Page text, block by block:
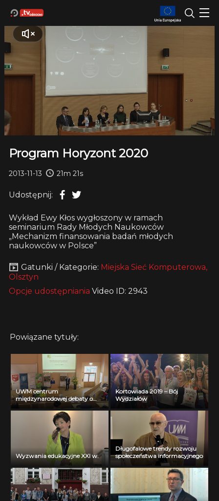
Program Horyzont 2020
2013-11-13 21m 21s
Udostępnij:
Wykład Ewy Kłos wygłoszony w ramach
seminarium Rady Młodych Naukowców
„Mechanizm finansowania badań młodych
naukowców w Polsce”
Gatunki / Kategorie: Miejska Sieć Komputerowa,
Olsztyn
Opcje udostępniania Video ID: 2943
Powiązane tytuły:
UWM centrum
międzynarodowej debaty o
dobrych praktykach
środowiskowych
Kortowiada 2019 – Bój
Wydziałów
Wyzwania edukacyjne XXI w.
Długofalowe trendy rozwoju
społeczeństwa informacyjnego